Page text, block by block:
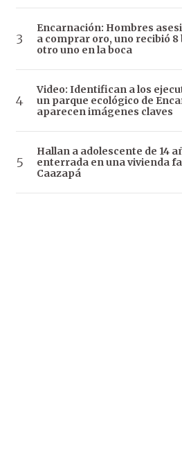
Encarnación: Hombres
a comprar oro, uno recibió 8
otro uno en la boca
Video: Identifican a los
un parque ecológico de
aparecen imágenes claves
Hallan a adolescente de 14
enterrada en una vivienda
Caazapá